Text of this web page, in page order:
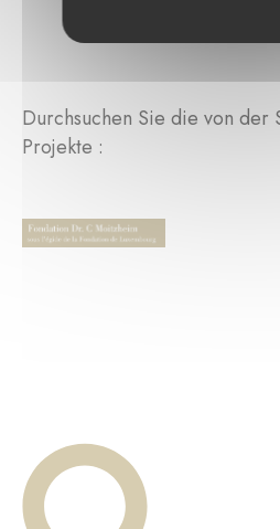
Durchsuchen Sie die von der
Projekte :